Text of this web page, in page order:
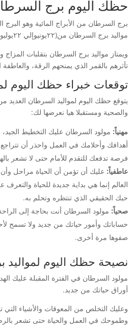
حظك اليوم برج
برج السرطان من الأبراج المائية وهو البرج
مواليد برج السرطان من(٢٢يونيوإلي ٢٢يوليو).
ويمتاز مواليد برج السرطان بتقلبات المزاج
تأثرهم بالقمر الذي يمنحهم الرقة،
توقعات خبراء حظك اليوم
يتوقع حظك اليوم لمواليد السرطان العديد
والصحية ومستقبلا هيا نعرضها لك:
مهنياً: مولود السرطان عليك التخطيط
أهدافك وأحلامك في العمل واحذر أن
فرصة تدفعك للتقدم للأمام حتى لا تشعر
عاطفياً: عليك أن تؤمن أن الحياة مراحل وأن
العالم إنما هي بداية جديدة للحياة
حبك الحقيقي الذي تنتظره وتحلم به.
صحياً: مولود السرطان أنت بحاجة إلى
حساباتك وأمور حياتك من جديد ولا تسمح
صفوها مرة أخرى.
نصيحة حظك اليوم لمواليد
مولود السرطان في الفترة المقبلة عليك
أوراق حياتك من جديد.
وعليك التخلص من المعوقات والأشياء التي
وطموحك في العمل والحياة حتى تشعر